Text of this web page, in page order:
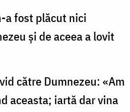
a fost plăcut nici
şi de aceea a lovit
către Dumnezeu: «Am
aceasta; iartă dar vina